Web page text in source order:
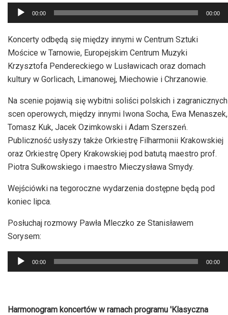
Odtwarzacz
plików
dźwiękowych
00:00 00:00
Koncerty odbędą się między innymi w Centrum Sztuki
Mościce w Tarnowie, Europejskim Centrum Muzyki
Krzysztofa Pendereckiego w Lusławicach oraz domach
kultury w Gorlicach, Limanowej, Miechowie i Chrzanowie.
Na scenie pojawią się wybitni soliści polskich i zagranicznych
scen operowych, między innymi Iwona Socha, Ewa Menaszek,
Tomasz Kuk, Jacek Ozimkowski i Adam Szerszeń.
Publiczność usłyszy także Orkiestrę Filharmonii Krakowskiej
oraz Orkiestrę Opery Krakowskiej pod batutą maestro prof.
Piotra Sułkowskiego i maestro Mieczysława Smydy.
Wejściówki na tegoroczne wydarzenia dostępne będą pod
koniec lipca.
Posłuchaj rozmowy Pawła Mleczko ze Stanisławem
Sorysem:
Odtwarzacz
plików
00:00 00:00
Harmonogram koncertów w ramach programu 'Klasyczna